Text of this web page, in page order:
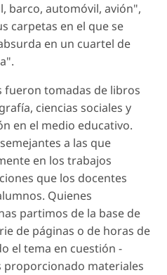
barco, automóvil, avión",
carpetas en el que se
en un cuartel de
fueron tomadas de libros
ciencias sociales y
en el medio educativo.
a las que
en los trabajos
que los docentes
Quienes
partimos de la base de
de páginas o de horas de
el tema en cuestión -
proporcionado materiales